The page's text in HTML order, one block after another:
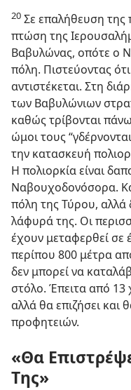
20 Σε επαλήθευση της
πτώση της
Βαβυλώνας, οπότε ο
πόλη. Πιστεύοντας
αντιστέκεται. Στη
των Βαβυλώνιων
καθώς τρίβονται
ώμοι τους
την κατασκευή
Η πολιορκία είναι
Ναβουχοδονόσορα.
πόλη της Τύρου, αλλά
λάφυρά της. Οι
έχουν μεταφερθεί σε
περίπου 800 μέτρα
δεν μπορεί να
στόλο. Έπειτα από 13
αλλά θα επιζήσει και
προφητειών.
«Θα
Της»